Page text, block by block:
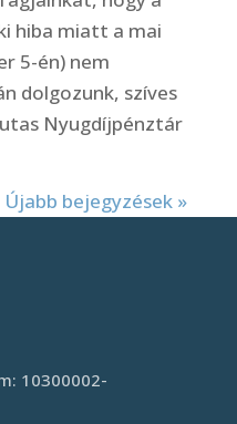
hiba miatt a mai
5-én) nem
dolgozunk, szíves
Nyugdíjpénztár
Újabb bejegyzések »
10300002-